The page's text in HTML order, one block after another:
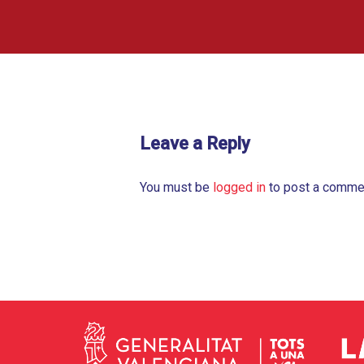
Leave a Reply
You must be logged in to post a